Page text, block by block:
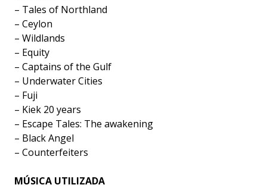
– Tales of Northland
– Ceylon
– Wildlands
– Equity
– Captains of the Gulf
– Underwater Cities
– Fuji
– Kiek 20 years
– Escape Tales: The awakening
– Black Angel
– Counterfeiters
MÚSICA UTILIZADA